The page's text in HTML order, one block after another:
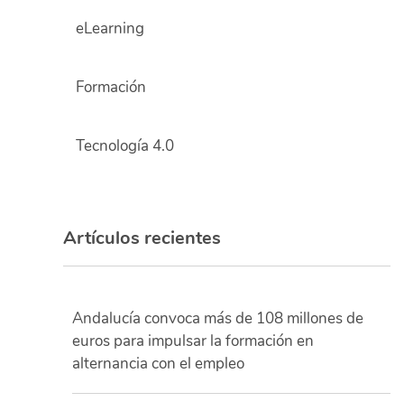
eLearning
Formación
Tecnología 4.0
Artículos recientes
Andalucía convoca más de 108 millones de
euros para impulsar la formación en
alternancia con el empleo